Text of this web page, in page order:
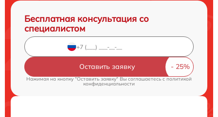
Бесплатная консультация со
специалистом
Оставить заявку
Нажимая на кнопку "Оставить заявку" Вы соглашаетесь c политикой
конфиденциальности